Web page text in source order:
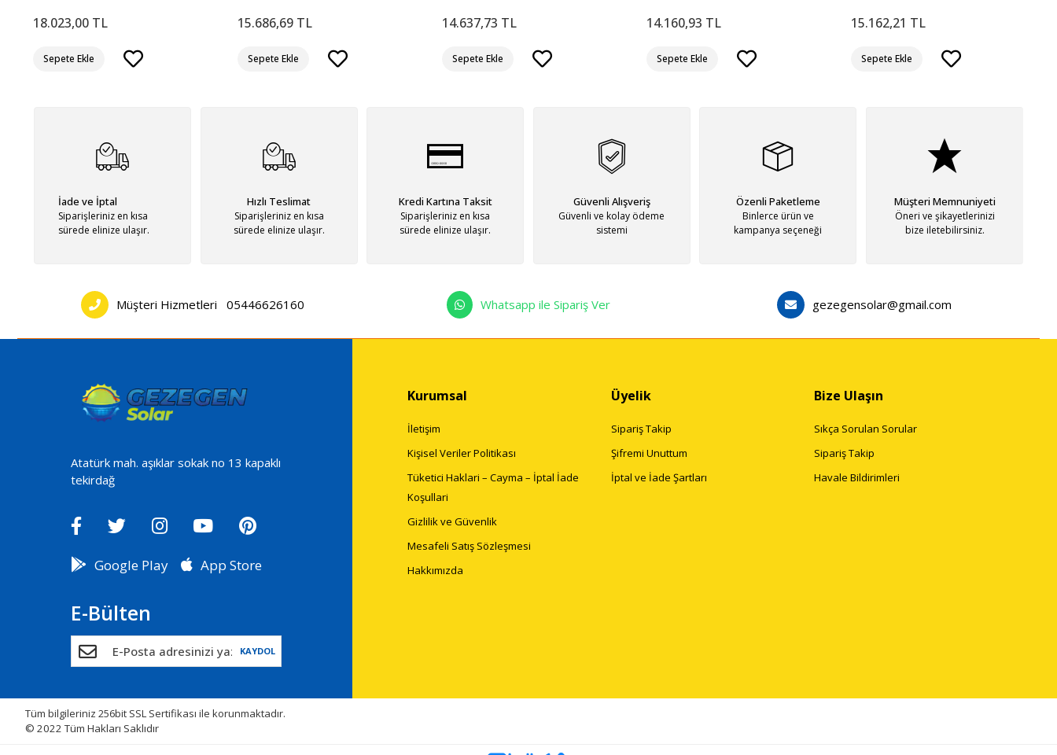
18.023,00 TL
Sepete Ekle
15.686,69 TL
Sepete Ekle
14.637,73 TL
Sepete Ekle
14.160,93 TL
Sepete Ekle
15.162,21 TL
Sepete Ekle
İade ve İptal
Siparişleriniz en kısa
sürede elinize ulaşır.
Hızlı Teslimat
Siparişleriniz en kısa
sürede elinize ulaşır.
Kredi Kartına Taksit
Siparişleriniz en kısa
sürede elinize ulaşır.
Güvenli Alışveriş
Güvenli ve kolay ödeme
sistemi
Özenli Paketleme
Binlerce ürün ve
kampanya seçeneği
Müşteri Memnuniyeti
Öneri ve şikayetlerinizi
bize iletebilirsiniz.
Müşteri Hizmetleri 05446626160 Whatsapp ile Sipariş Ver gezegensolar@gmail.com
Atatürk mah. aşıklar sokak no 13 kapaklı
tekirdağ
Google Play App Store
E-Bülten
KAYDOL
Kurumsal
İletişim
Kişisel Veriler Politikası
Tüketici Haklari – Cayma – İptal İade
Koşullari
Gizlilik ve Güvenlik
Mesafeli Satış Sözleşmesi
Hakkımızda
Üyelik
Sipariş Takip
Şifremi Unuttum
İptal ve İade Şartları
Bize Ulaşın
Sıkça Sorulan Sorular
Sipariş Takip
Havale Bildirimleri
Tüm bilgileriniz 256bit SSL Sertifikası ile korunmaktadır.
© 2022Tüm Hakları Saklıdır